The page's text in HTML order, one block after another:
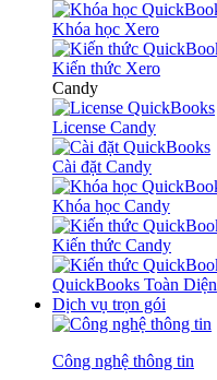
Khóa học Xero
Kiến thức Xero
Candy
License Candy
Cài đặt Candy
Khóa học Candy
Kiến thức Candy
QuickBooks Toàn Diện
Dịch vụ trọn gói
Công nghệ thông tin